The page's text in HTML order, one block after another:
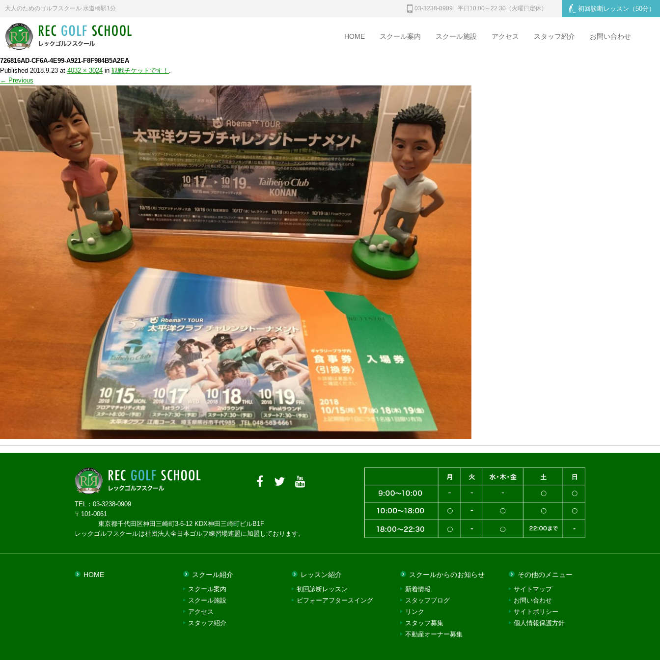
大人のためのゴルフスクール 水道橋駅1分 03-3238-0909 平日10:00～22:30 （火曜日定休） 初回診断レッスン （50分）
HOME スクール案内 スクール施設 アクセス スタッフ紹介 お問い合わせ
726816AD-CF6A-4E99-A921-F8F984B5A2EA
Published 2018.9.23 at 4032 × 3024 in 観戦チケットです！ .
← Previous
TEL：03-3238-0909
〒101-0061
東京都千代田区神田三崎町3-6-12 KDX神田三崎町ビルB1F
レックゴルフスクールは社団法人全日本ゴルフ練習場連盟に加盟しております。
HOME スクール紹介
スクール案内
スクール施設
アクセス
スタッフ紹介
レッスン紹介
初回診断レッスン
ビフォーアフタースイング
スクールからのお知らせ
新着情報
スタッフブログ
リンク
スタッフ募集
不動産オーナー募集
その他のメニュー
サイトマップ
お問い合わせ
サイトポリシー
個人情報保護方針